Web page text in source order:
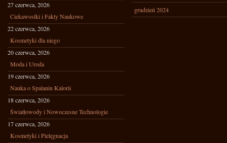
27 czerwca, 2026
Ciekawostki i Fakty Naukowe
22 czerwca, 2026
Kosmetyki dla niego
20 czerwca, 2026
Moda i Uroda
19 czerwca, 2026
Nauka o Spalaniu Kalorii
18 czerwca, 2026
Światłowody i Nowoczesne Technologie
17 czerwca, 2026
Kosmetyki i Pielęgnacja
grudzień 2024